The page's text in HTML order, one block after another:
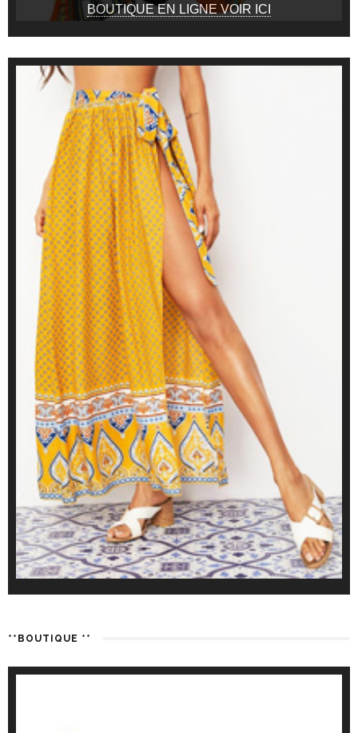
BOUTIQUE EN LIGNE VOIR ICI
**BOUTIQUE **